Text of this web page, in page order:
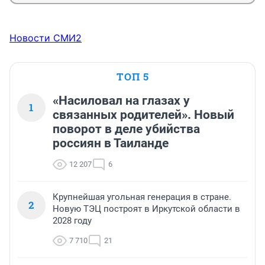
сотрудников, и думаю они сделают выводы.
Новости СМИ2
ТОП 5
1
«Насиловал на глазах у
связанных родителей». Новый
поворот в деле убийства
россиян в Таиланде
12 207 6
2
Крупнейшая угольная генерация в стране.
Новую ТЭЦ построят в Иркутской области в
2028 году
7 710 21